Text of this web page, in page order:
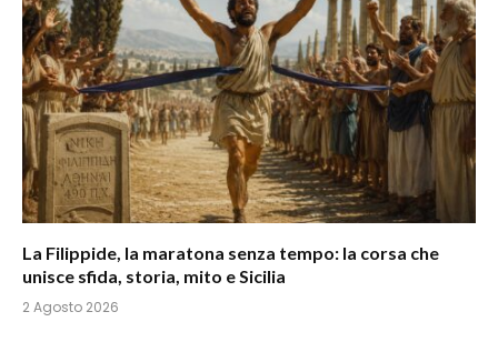
La Filippide, la maratona senza tempo: la corsa che
unisce sfida, storia, mito e Sicilia
2 Agosto 2026